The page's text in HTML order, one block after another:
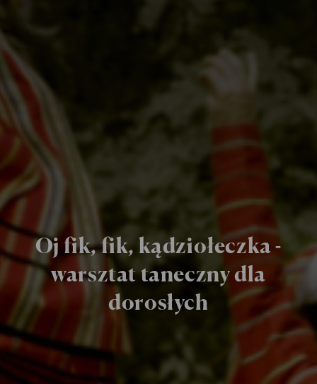
Oj fik, fik, kądziołeczka -
warsztat taneczny dla
dorosłych